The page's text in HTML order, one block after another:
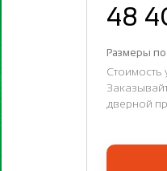
48
Размеры
Стоимость
дверной